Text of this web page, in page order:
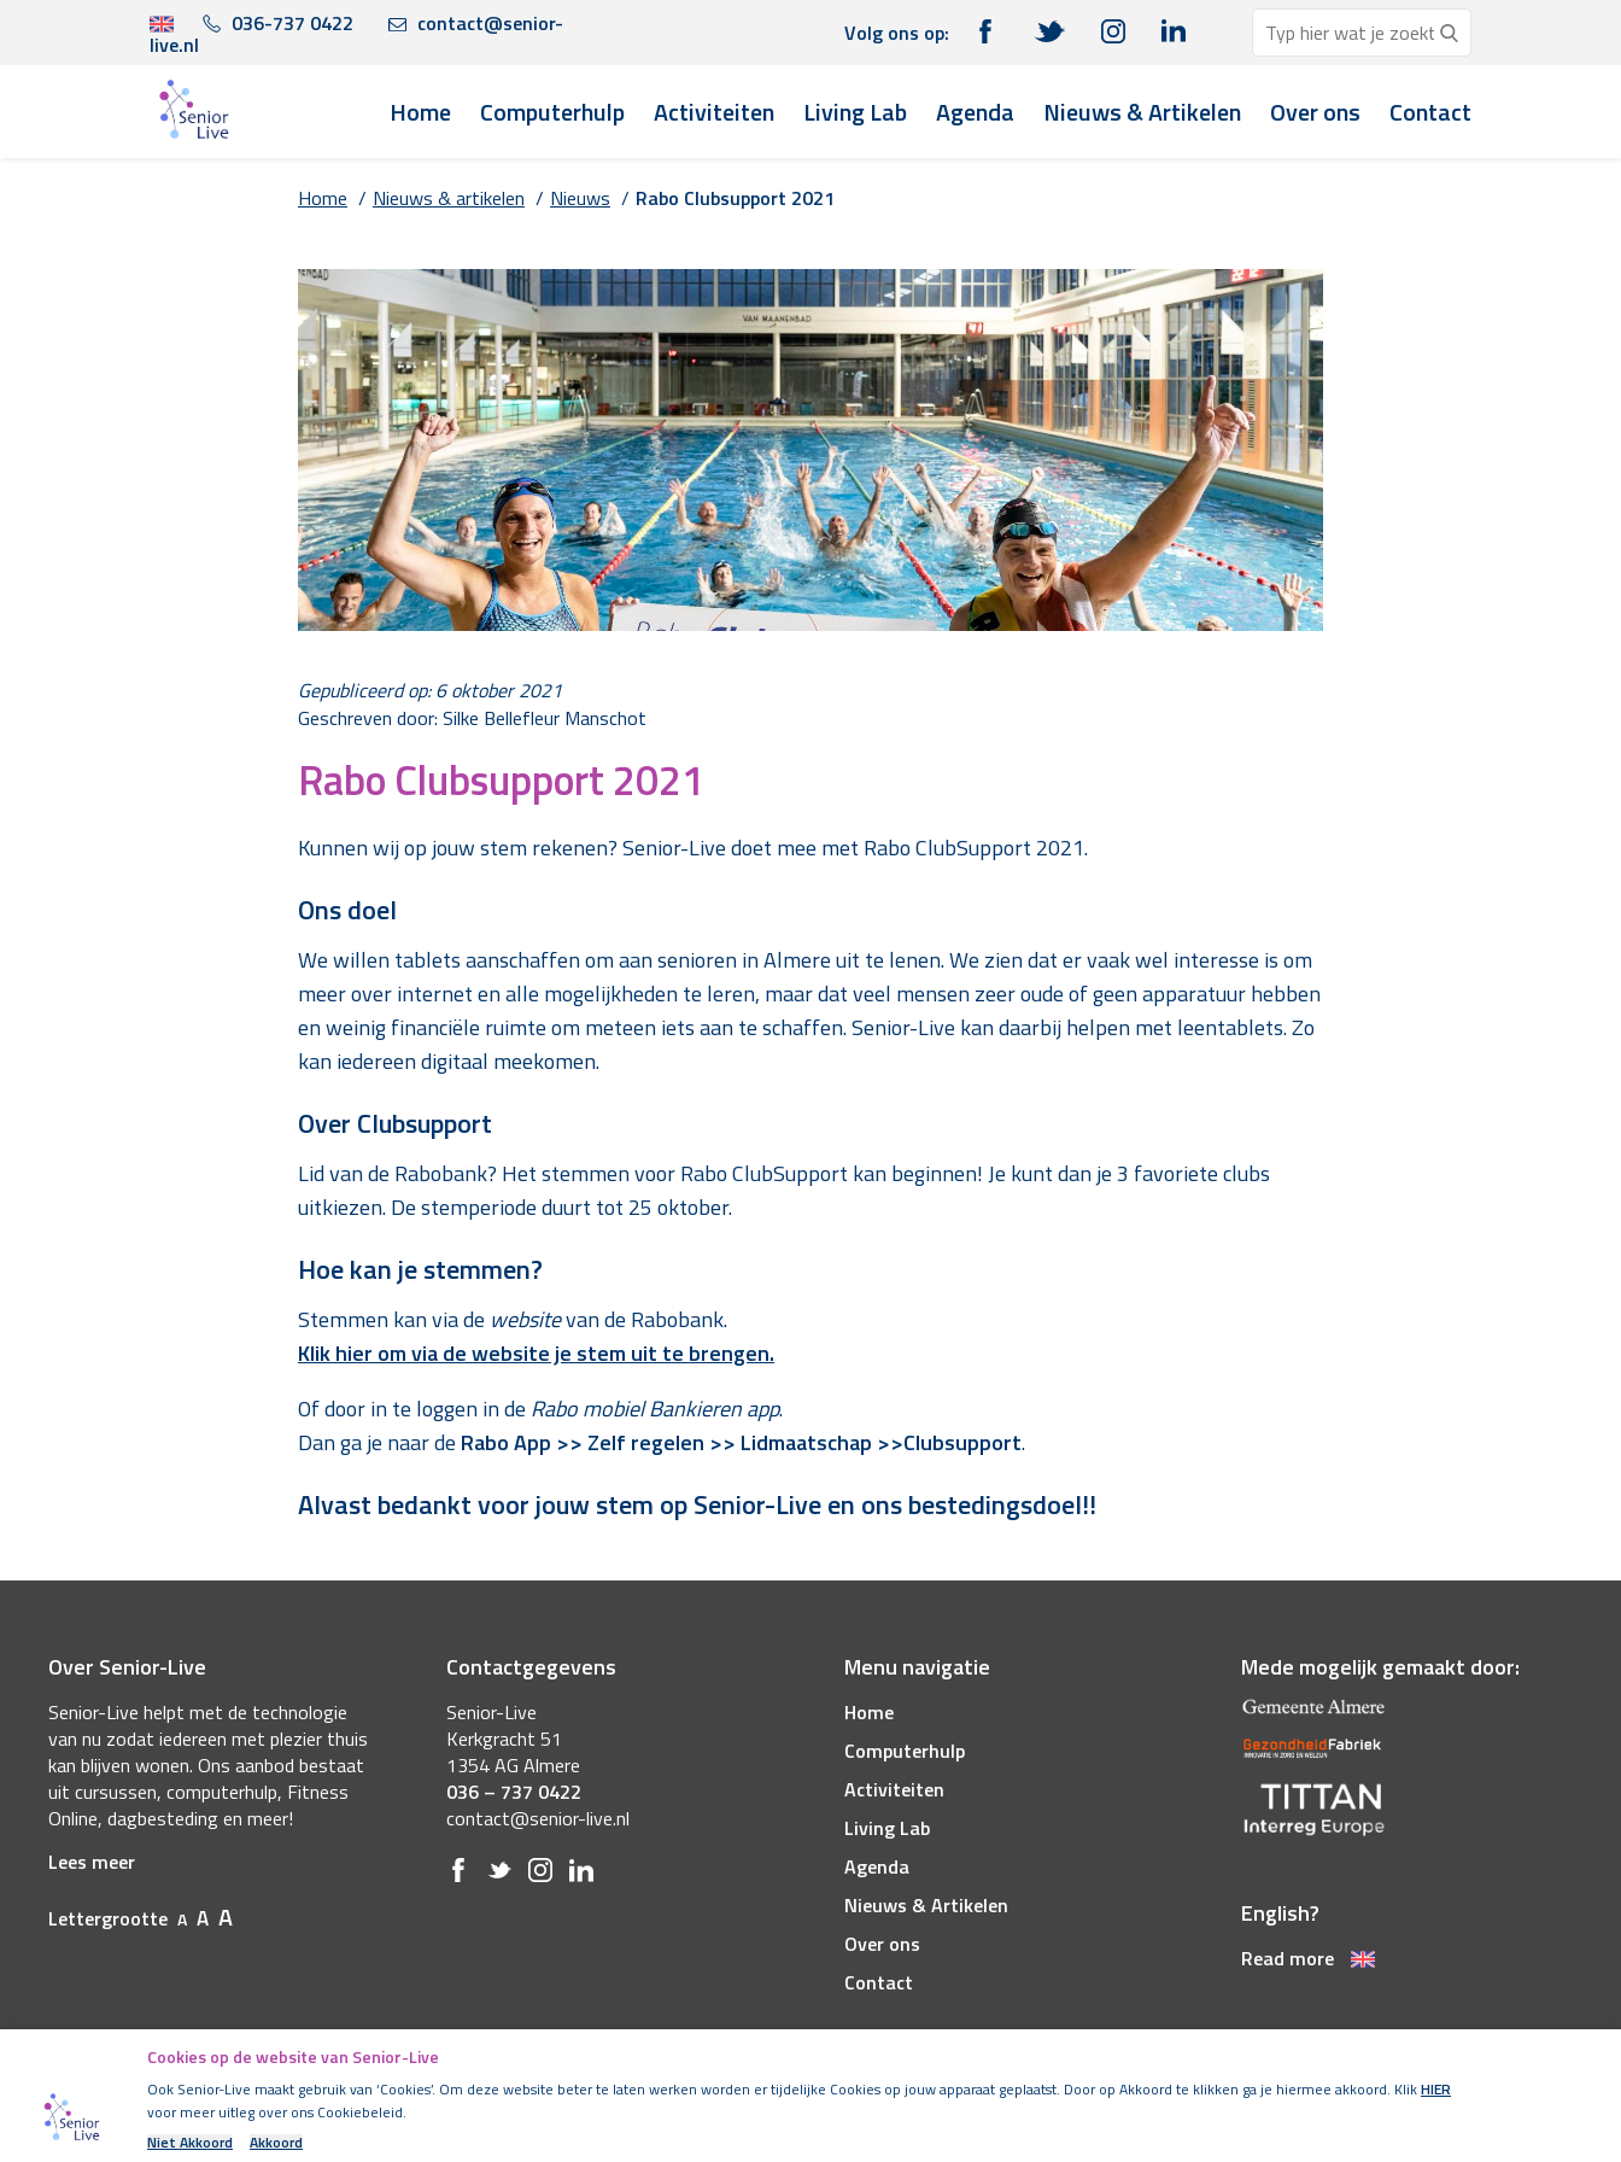
036-737 0422 contact@senior-
live.nl Volg ons op:
Home Computerhulp Activiteiten Living Lab Agenda Nieuws & Artikelen Over ons Contact
Home / Nieuws & artikelen / Nieuws / Rabo Clubsupport 2021
Gepubliceerd op: 6 oktober 2021
Geschreven door: Silke Bellefleur Manschot
Rabo Clubsupport 2021
Kunnen wij op jouw stem rekenen? Senior-Live doet mee met Rabo ClubSupport 2021.
Ons doel
We willen tablets aanschaffen om aan senioren in Almere uit te lenen. We zien dat er vaak wel interesse is om
meer over internet en alle mogelijkheden te leren, maar dat veel mensen zeer oude of geen apparatuur hebben
en weinig financiële ruimte om meteen iets aan te schaffen. Senior-Live kan daarbij helpen met leentablets. Zo
kan iedereen digitaal meekomen.
Over Clubsupport
Lid van de Rabobank? Het stemmen voor Rabo ClubSupport kan beginnen! Je kunt dan je 3 favoriete clubs
uitkiezen. De stemperiode duurt tot 25 oktober.
Hoe kan je stemmen?
Stemmen kan via de websitevan de Rabobank.
Klik hier om via de website je stem uit te brengen.
Of door in te loggen in de Rabo mobiel Bankieren app.
Dan ga je naar de Rabo App >> Zelf regelen >> Lidmaatschap >>Clubsupport.
Alvast bedankt voor jouw stem op Senior-Live en ons bestedingsdoel!!
Over Senior-Live
Senior-Live helpt met de technologie
van nu zodat iedereen met plezier thuis
kan blijven wonen. Ons aanbod bestaat
uit cursussen, computerhulp, Fitness
Online, dagbesteding en meer!
Lees meer
Lettergrootte A A A
Contactgegevens
Senior-Live
Kerkgracht 51
1354 AG Almere
036 – 737 0422
contact@senior-live.nl
Menu navigatie
Home
Computerhulp
Activiteiten
Living Lab
Agenda
Nieuws & Artikelen
Over ons
Contact
Mede mogelijk gemaakt door:
English?
Read more
© Copyright Senior-Live 2026
Cookies op de website van Senior-Live
Ook Senior-Live maakt gebruik van ‘Cookies’. Om deze website beter te laten werken worden er tijdelijke Cookies op jouw apparaat geplaatst. Door op Akkoord te klikken ga je hiermee akkoord. KlikHIER
voor meer uitleg over ons Cookiebeleid.
Niet Akkoord
Akkoord